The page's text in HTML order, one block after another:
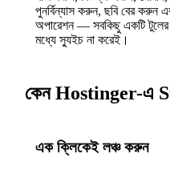
পুনর্বিন্যাস করুন, ছবি বের করুন
অপারেশন — সবকিছু একটি টুলের
মধ্যে স্যুইচ না করেই।
কেন Hostinger-এ
এক ক্লিকেই লঞ্চ করুন